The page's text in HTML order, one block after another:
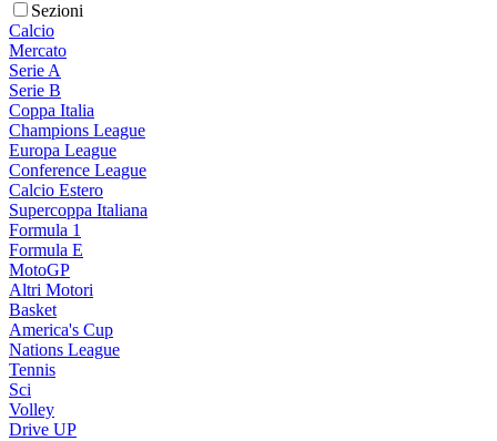
Sezioni
Calcio
Mercato
Serie A
Serie B
Coppa Italia
Champions League
Europa League
Conference League
Calcio Estero
Supercoppa Italiana
Formula 1
Formula E
MotoGP
Altri Motori
Basket
America's Cup
Nations League
Tennis
Sci
Volley
Drive UP